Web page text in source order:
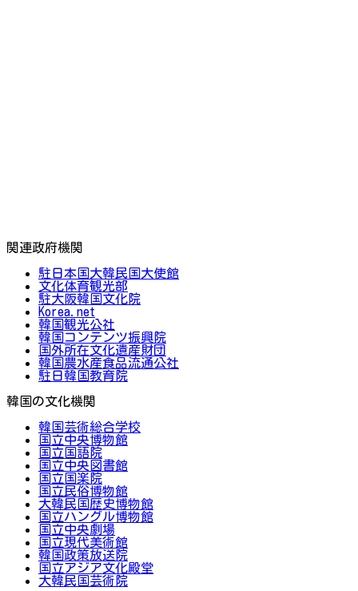
関連政府機関
駐日本国大韓民国大使館
文化体育観光部
駐大阪韓国文化院
Korea.net
韓国観光公社
韓国コンテンツ振興院
国外所在文化遺産財団
韓国農水産食品流通公社
駐日韓国教育院
韓国の文化機関
韓国芸術総合学校
国立中央博物館
国立国語院
国立中央図書館
国立国楽院
国立民俗博物館
大韓民国歴史博物館
国立ハングル博物館
国立中央劇場
国立現代美術館
韓国政策放送院
国立アジア文化殿堂
大韓民国芸術院